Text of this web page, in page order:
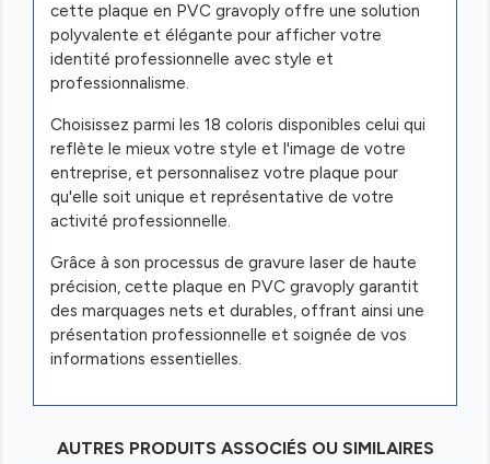
cette plaque en PVC gravoply offre une solution
polyvalente et élégante pour afficher votre
identité professionnelle avec style et
professionnalisme.
Choisissez parmi les 18 coloris disponibles celui qui
reflète le mieux votre style et l'image de votre
entreprise, et personnalisez votre plaque pour
qu'elle soit unique et représentative de votre
activité professionnelle.
Grâce à son processus de gravure laser de haute
précision, cette plaque en PVC gravoply garantit
des marquages nets et durables, offrant ainsi une
présentation professionnelle et soignée de vos
informations essentielles.
AUTRES PRODUITS ASSOCIÉS OU SIMILAIRES